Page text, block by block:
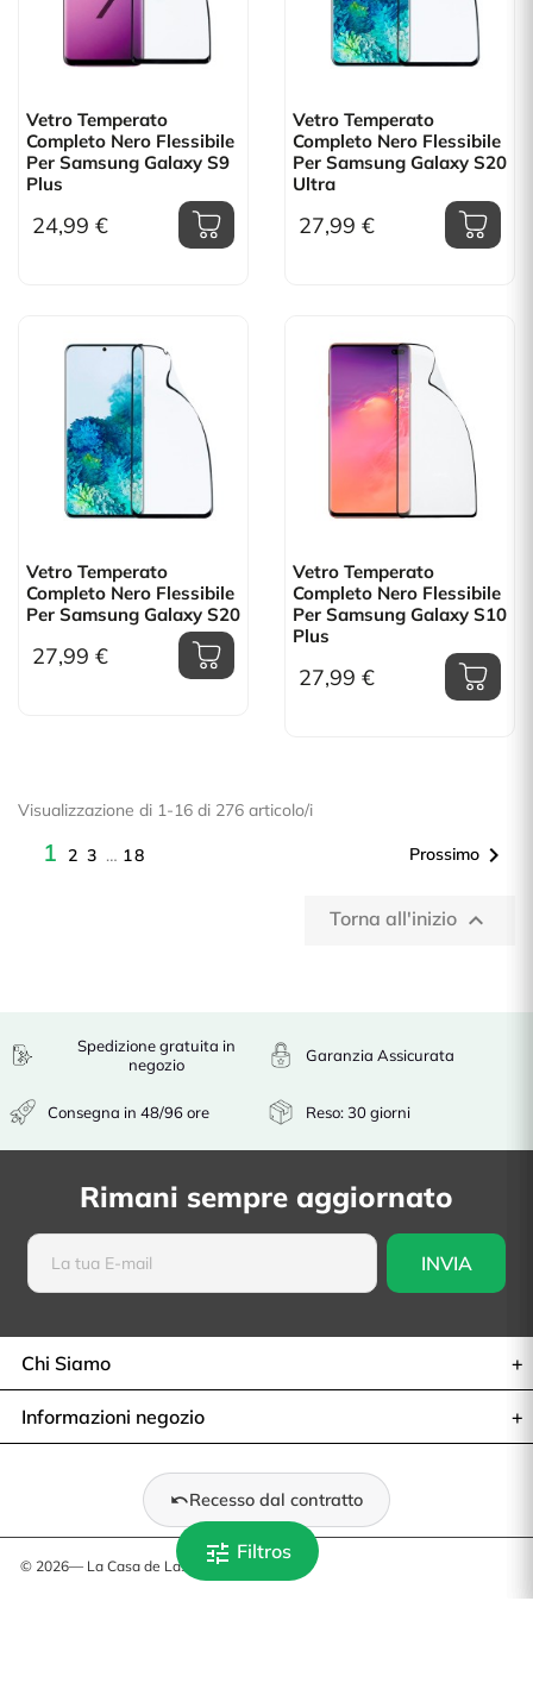
tune Filtros
Vetro Temperato
Completo Nero Flessibile
Per Samsung Galaxy S9
Plus
24,99 €
Vetro Temperato
Completo Nero Flessibile
Per Samsung Galaxy S20
Ultra
27,99 €
Vetro Temperato
Completo Nero Flessibile
Per Samsung Galaxy S20
27,99 €
Vetro Temperato
Completo Nero Flessibile
Per Samsung Galaxy S10
Plus
27,99 €
Visualizzazione di 1-16 di 276 articolo/i
1 2 3 … 18 Prossimo 
Torna all'inizio 
Spedizione gratuita in
negozio
Consegna in 48/96 ore
Garanzia Assicurata
Reso: 30 giorni
Rimani sempre aggiornato
Chi Siamo
Informazioni negozio
Recesso dal contratto
© 2026— La Casa de Las Carcasas